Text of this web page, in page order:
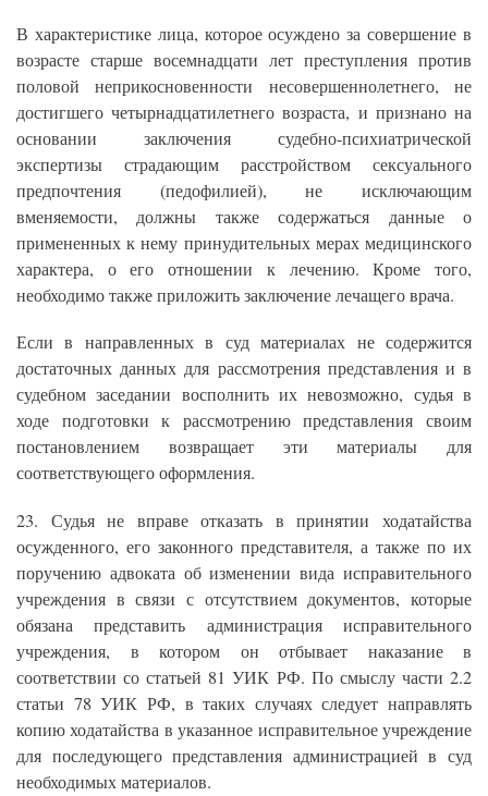
В характеристике лица, которое осуждено за совершение в
возрасте старше восемнадцати лет преступления против
половой неприкосновенности несовершеннолетнего, не
достигшего четырнадцатилетнего возраста, и признано на
основании заключения судебно-психиатрической
экспертизы страдающим расстройством сексуального
предпочтения (педофилией), не исключающим
вменяемости, должны также содержаться данные о
примененных к нему принудительных мерах медицинского
характера, о его отношении к лечению. Кроме того,
необходимо также приложить заключение лечащего врача.
Если в направленных в суд материалах не содержится
достаточных данных для рассмотрения представления и в
судебном заседании восполнить их невозможно, судья в
ходе подготовки к рассмотрению представления своим
постановлением возвращает эти материалы для
соответствующего оформления.
23. Судья не вправе отказать в принятии ходатайства
осужденного, его законного представителя, а также по их
поручению адвоката об изменении вида исправительного
учреждения в связи с отсутствием документов, которые
обязана представить администрация исправительного
учреждения, в котором он отбывает наказание в
соответствии со статьей 81 УИК РФ. По смыслу части 2.2
статьи 78 УИК РФ, в таких случаях следует направлять
копию ходатайства в указанное исправительное учреждение
для последующего представления администрацией в суд
необходимых материалов.